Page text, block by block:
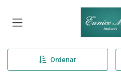
Página
Ordenar